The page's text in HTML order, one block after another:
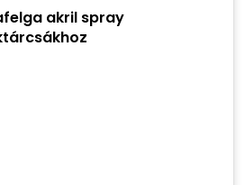
akril spray